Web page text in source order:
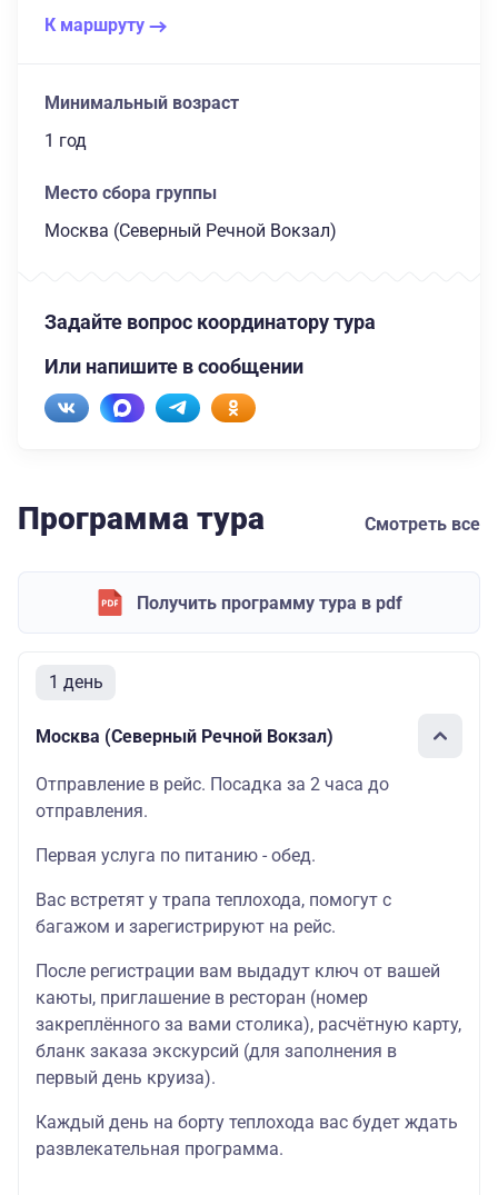
К маршруту
Минимальный возраст
1 год
Место сбора группы
Москва (Северный Речной Вокзал)
Задайте вопрос координатору тура
Или напишите в сообщении
Программа тура Смотреть все
Получить программу тура в pdf
1 день
Москва (Северный Речной Вокзал)
Отправление в рейс. Посадка за 2 часа до
отправления.
Первая услуга по питанию - обед.
Вас встретят у трапа теплохода, помогут с
багажом и зарегистрируют на рейс.
После регистрации вам выдадут ключ от вашей
каюты, приглашение в ресторан (номер
закреплённого за вами столика), расчётную карту,
бланк заказа экскурсий (для заполнения в
первый день круиза).
Каждый день на борту теплохода вас будет ждать
развлекательная программа.